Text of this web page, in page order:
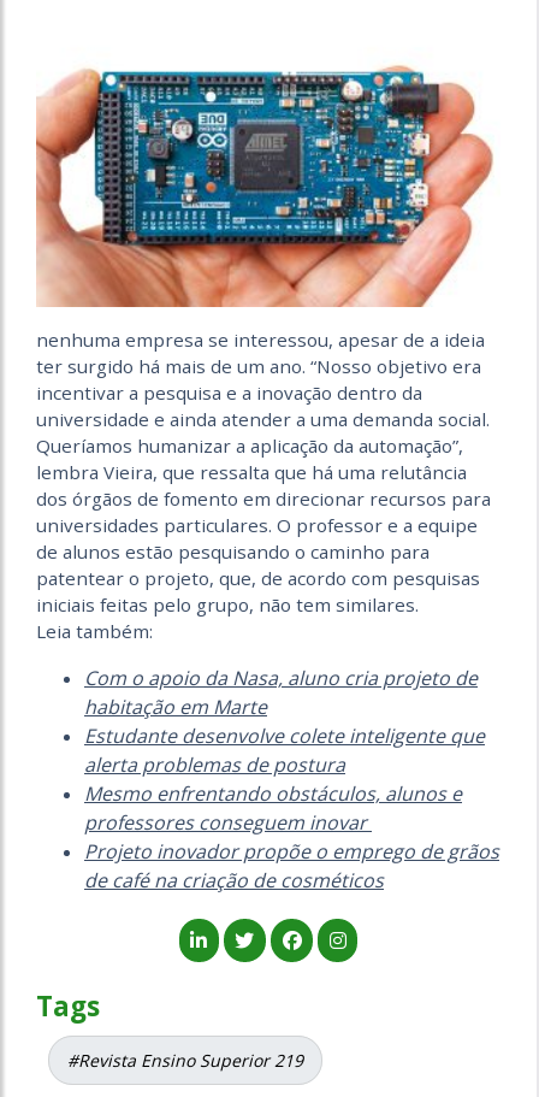
nenhuma empresa se interessou, apesar de a ideia
ter surgido há mais de um ano. “Nosso objetivo era
incentivar a pesquisa e a inovação dentro da
universidade e ainda atender a uma demanda social.
Queríamos humanizar a aplicação da automação”,
lembra Vieira, que ressalta que há uma relutância
dos órgãos de fomento em direcionar recursos para
universidades particulares. O professor e a equipe
de alunos estão pesquisando o caminho para
patentear o projeto, que, de acordo com pesquisas
iniciais feitas pelo grupo, não tem similares.
Leia também:
Com o apoio da Nasa, aluno cria projeto de
habitação em Marte
Estudante desenvolve colete inteligente que
alerta problemas de postura
Mesmo enfrentando obstáculos, alunos e
professores conseguem inovar
Projeto inovador propõe o emprego de grãos
de café na criação de cosméticos
Tags
#Revista Ensino Superior 219